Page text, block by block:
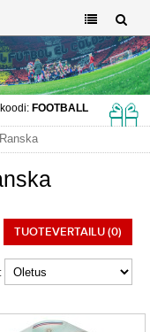
FOOTBALL
TUOTEVERTAILU (0)